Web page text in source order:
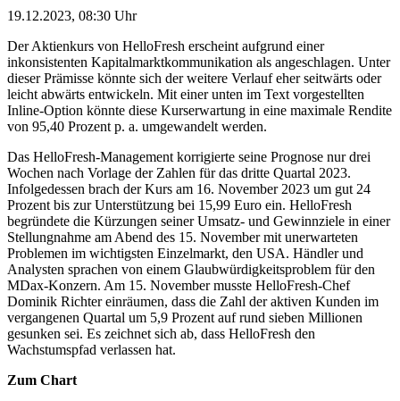
19.12.2023, 08:30 Uhr
Der Aktienkurs von HelloFresh erscheint aufgrund einer
inkonsistenten Kapitalmarktkommunikation als angeschlagen. Unter
dieser Prämisse könnte sich der weitere Verlauf eher seitwärts oder
leicht abwärts entwickeln. Mit einer unten im Text vorgestellten
Inline-Option könnte diese Kurserwartung in eine maximale Rendite
von 95,40 Prozent p. a. umgewandelt werden.
Das HelloFresh-Management korrigierte seine Prognose nur drei
Wochen nach Vorlage der Zahlen für das dritte Quartal 2023.
Infolgedessen brach der Kurs am 16. November 2023 um gut 24
Prozent bis zur Unterstützung bei 15,99 Euro ein. HelloFresh
begründete die Kürzungen seiner Umsatz- und Gewinnziele in einer
Stellungnahme am Abend des 15. November mit unerwarteten
Problemen im wichtigsten Einzelmarkt, den USA. Händler und
Analysten sprachen von einem Glaubwürdigkeitsproblem für den
MDax-Konzern. Am 15. November musste HelloFresh-Chef
Dominik Richter einräumen, dass die Zahl der aktiven Kunden im
vergangenen Quartal um 5,9 Prozent auf rund sieben Millionen
gesunken sei. Es zeichnet sich ab, dass HelloFresh den
Wachstumspfad verlassen hat.
Zum Chart